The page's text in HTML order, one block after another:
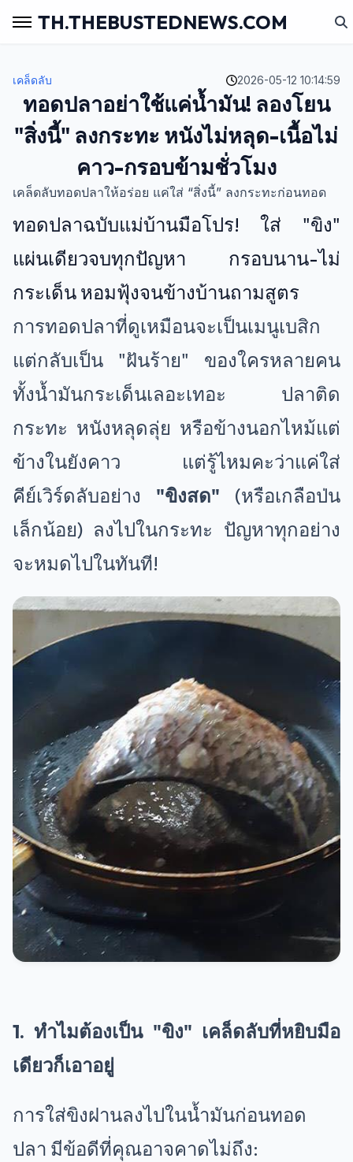
TH.THEBUSTEDNEWS.COM
เคล็ดลับ 2026-05-12 10:14:59
ทอดปลาอย่าใช้แค่น้ำมัน! ลองโยน
"สิ่งนี้" ลงกระทะ หนังไม่หลุด-เนื้อไม่
คาว-กรอบข้ามชั่วโมง
เคล็ดลับทอดปลาให้อร่อย แค่ใส่ “สิ่งนี้” ลงกระทะก่อนทอด
ทอดปลาฉบับแม่บ้านมือโปร! ใส่ "ขิง"
แผ่นเดียวจบทุกปัญหา กรอบนาน-ไม่
กระเด็น หอมฟุ้งจนข้างบ้านถามสูตร
การทอดปลาที่ดูเหมือนจะเป็นเมนูเบสิก
แต่กลับเป็น "ฝันร้าย" ของใครหลายคน
ทั้งน้ำมันกระเด็นเลอะเทอะ ปลาติด
กระทะ หนังหลุดลุ่ย หรือข้างนอกไหม้แต่
ข้างในยังคาว แต่รู้ไหมคะว่าแค่ใส่
คีย์เวิร์ดลับอย่าง "ขิงสด" (หรือเกลือป่น
เล็กน้อย) ลงไปในกระทะ ปัญหาทุกอย่าง
จะหมดไปในทันที!
1. ทำไมต้องเป็น "ขิง" เคล็ดลับที่หยิบมือ
เดียวก็เอาอยู่
การใส่ขิงฝานลงไปในน้ำมันก่อนทอด
ปลา มีข้อดีที่คุณอาจคาดไม่ถึง: